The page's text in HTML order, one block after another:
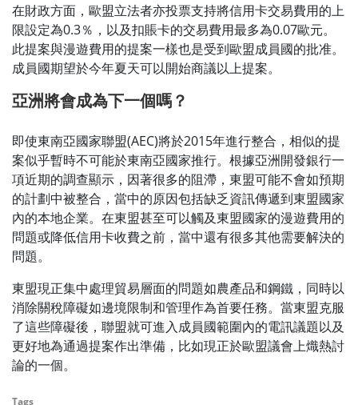
在財政方面，歐盟立法者亦投票支持將信用卡交易費用的上
限設定為0.3％，以及扣賬卡的交易費用最多為0.07歐元。
此提案與漫遊費用的提案一樣也是受到歐盟成員國的批准。
成員國期望於今年夏天可以開始商議以上提案。
亞洲將會成為下一個嗎？
即使東南亞國家聯盟(AEC)將於2015年進行整合，相似的提
案似乎暫時不可能於東南亞國家推行。根據亞洲開發銀行一
項近期的調查顯示，因著很多的阻滯，東盟可能不會如預期
的計劃中被整合，當中的原因包括缺乏資訊傳遞到東盟國家
內的本地企業。在東盟甚至可以觸及東盟國家的漫遊費用的
問題或降低信用卡收費之前，當中還有很多其他需要解決的
問題。
東盟現正集中處理貿易層面的問題如農產品和鋼鐵，同時以
消除關稅障礙如邊境限制和管理作為首要任務。當東盟克服
了這些障礙後，聯盟就可進入成員國範圍內的電訊議題以及
更好地為通過提案作出準備，比如現正於歐盟議會上熾熱討
論的一個。
Tags